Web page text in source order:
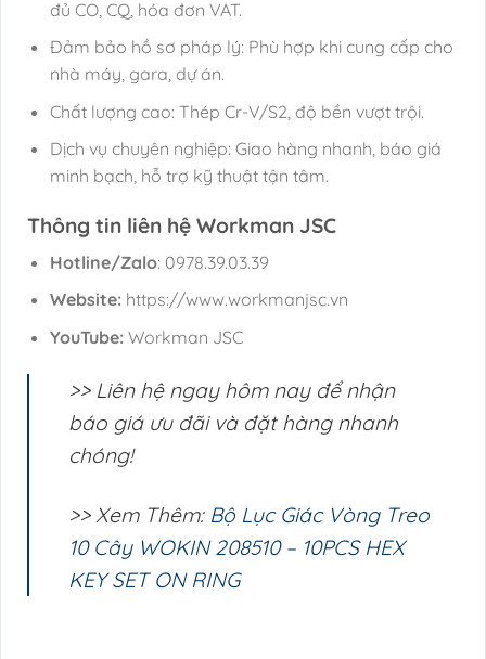
đủ CO, CQ, hóa đơn VAT.
Đảm bảo hồ sơ pháp lý: Phù hợp khi cung cấp cho
nhà máy, gara, dự án.
Chất lượng cao: Thép Cr-V/S2, độ bền vượt trội.
Dịch vụ chuyên nghiệp: Giao hàng nhanh, báo giá
minh bạch, hỗ trợ kỹ thuật tận tâm.
Thông tin liên hệ Workman JSC
Hotline/Zalo: 0978.39.03.39
Website:https://www.workmanjsc.vn
YouTube:Workman JSC
>> Liên hệ ngay hôm nay để nhận
báo giá ưu đãi và đặt hàng nhanh
chóng!
>> Xem Thêm: Bộ Lục Giác Vòng Treo
10 Cây WOKIN 208510 – 10PCS HEX
KEY SET ON RING